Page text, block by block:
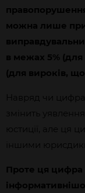
можна лише
в межах 5% (для
(для вироків,
Навряд чи цифра
змінить
юстиції, але ця
іншими
Проте ця цифра